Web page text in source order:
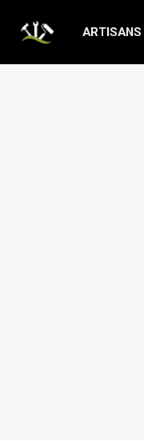
ARTISANS